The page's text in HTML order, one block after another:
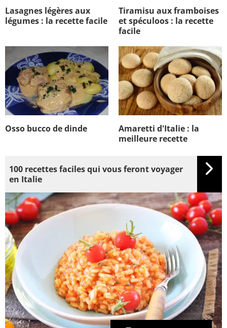
Lasagnes légères aux
légumes : la recette facile
Tiramisu aux framboises
et spéculoos : la recette
facile
Osso bucco de dinde
Amaretti d'Italie : la
meilleure recette
100 recettes faciles qui vous feront voyager
en Italie